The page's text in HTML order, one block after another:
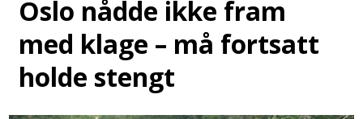
Oslo nådde ikke fram
med klage – må fortsatt
holde stengt